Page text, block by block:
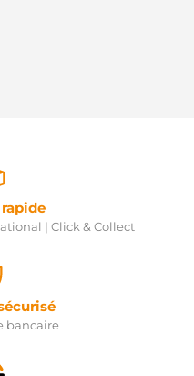
| Click & Collect
bancaire